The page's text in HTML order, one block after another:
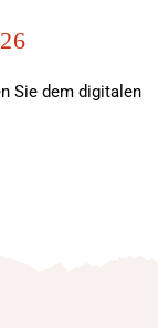
Sie dem digitalen